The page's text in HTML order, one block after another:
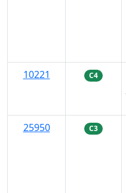
10221
C4
25950
C3